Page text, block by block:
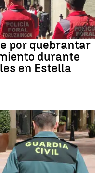
por quebrantar
durante
en Estella